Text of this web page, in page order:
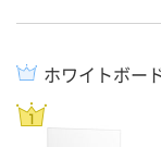
ホワイトボー